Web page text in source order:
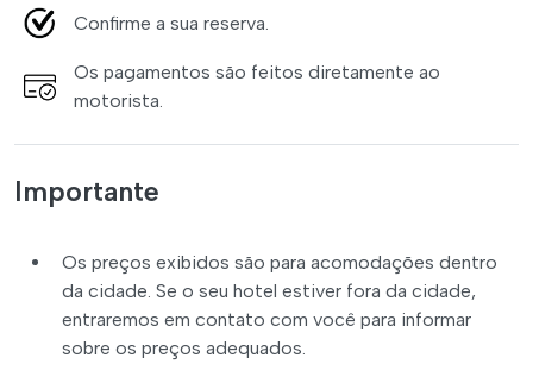
Confirme a sua reserva.
Os pagamentos são feitos diretamente ao
motorista.
Importante
Os preços exibidos são para acomodações dentro
da cidade. Se o seu hotel estiver fora da cidade,
entraremos em contato com você para informar
sobre os preços adequados.